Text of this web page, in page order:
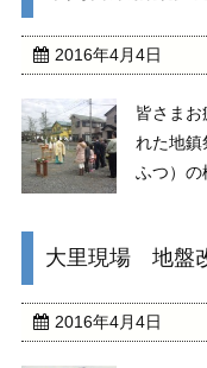
2016年4月4日
皆さま
れた地鎮
ふつ）の
ょう）
大里現場 地盤
2016年4月4日